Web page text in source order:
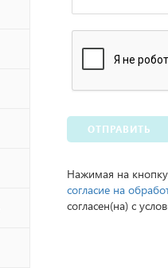
ОТПРАВИТЬ
Нажимая на
согласие на
согласен(на) с